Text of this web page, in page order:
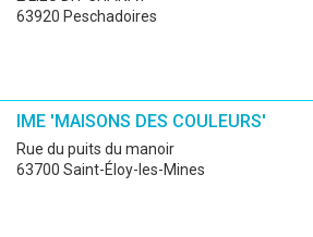
63920 Peschadoires
IME 'MAISONS DES COULEURS'
Rue du puits du manoir
63700 Saint-Éloy-les-Mines